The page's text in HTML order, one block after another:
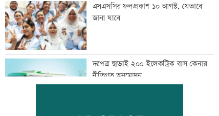
এসএসসির ফলপ্রকাশ ১০ আগস্ট, যেভাবে
জানা যাবে
দরপত্র ছাড়াই ২০০ ইলেকট্রিক বাস কেনার
নীতিগত অনুমোদন